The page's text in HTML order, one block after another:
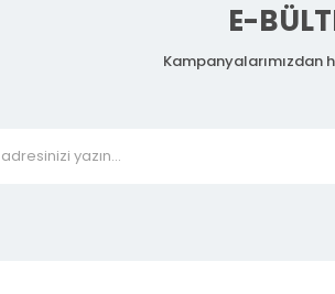
E-
Kampanyalarımızdan